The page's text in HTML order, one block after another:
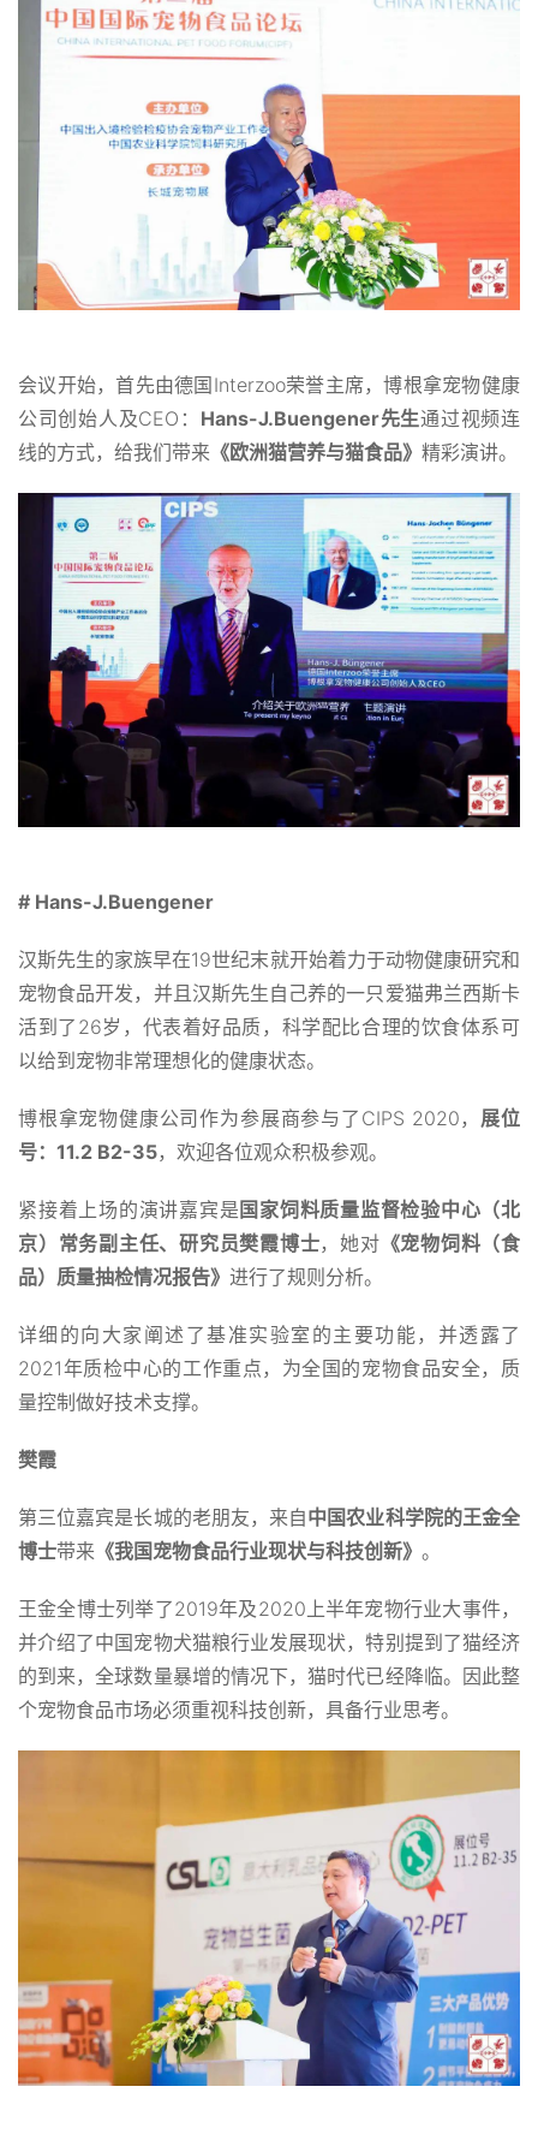
会议开始，首先由德国Interzoo荣誉主席，博根拿宠物健康
公司创始人及CEO： Hans-J.Buengener先生通过视频连
线的方式，给我们带来 《欧洲猫营养与猫食品》 精彩演讲。
# Hans-J.Buengener
汉斯先生的家族早在19世纪末就开始着力于动物健康研究和
宠物食品开发，并且汉斯先生自己养的一只爱猫弗兰西斯卡
活到了26岁，代表着好品质，科学配比合理的饮食体系可
以给到宠物非常理想化的健康状态。
博根拿宠物健康公司作为参展商参与了CIPS 2020， 展位
号：11.2 B2-35，欢迎各位观众积极参观。
紧接着上场的演讲嘉宾是 国家饲料质量监督检验中心（北
京）常务副主任、研究员樊霞博士，她对 《宠物饲料（食
品）质量抽检情况报告》 进行了规则分析。
详细的向大家阐述了基准实验室的主要功能，并透露了
2021年质检中心的工作重点，为全国的宠物食品安全，质
量控制做好技术支撑。
樊霞
第三位嘉宾是长城的老朋友，来自中国农业科学院的王金全
博士带来 《我国宠物食品行业现状与科技创新》 。
王金全博士列举了2019年及2020上半年宠物行业大事件，
并介绍了中国宠物犬猫粮行业发展现状，特别提到了猫经济
的到来，全球数量暴增的情况下，猫时代已经降临。因此整
个宠物食品市场必须重视科技创新，具备行业思考。